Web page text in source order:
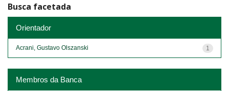
Busca facetada
Orientador
1
Acrani, Gustavo Olszanski
Membros da Banca